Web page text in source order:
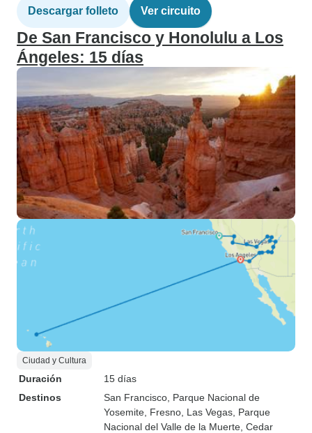
Descargar folleto Ver circuito
De San Francisco y Honolulu a Los
Ángeles: 15 días
Ciudad y Cultura
Duración
15 días
Destinos
San Francisco , Parque Nacional de
Yosemite , Fresno , Las Vegas , Parque
Nacional del Valle de la Muerte , Cedar